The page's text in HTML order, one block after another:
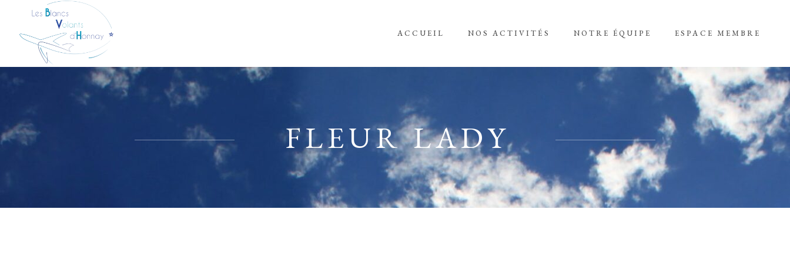
ACCUEIL NOS ACTIVITÉS NOTRE ÉQUIPE ESPACE MEMBRE
FLEUR LADY